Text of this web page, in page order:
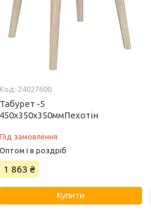
24027600
Табурет -5
450х350х350ммПехотін
Під замовлення
Оптом і в роздріб
1 863 ₴
Купити